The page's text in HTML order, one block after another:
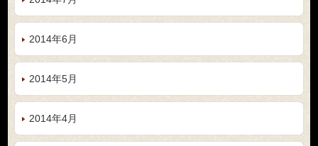
2014年6月
2014年5月
2014年4月